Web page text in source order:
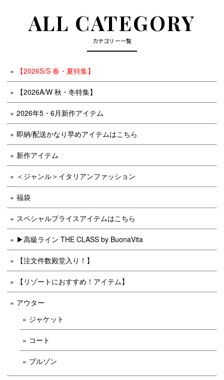
ALL CATEGORY
カテゴリー一覧
【2026S/S 春・夏特集】
【2026A/W 秋・冬特集】
2026年5・6月新作アイテム
即納/配送かなり早めアイテムはこちら
新作アイテム
＜ジャンル＞イタリアンファッション
福袋
スペシャルプライスアイテムはこちら
▶︎高級ライン THE CLASS by BuonaVita
【注文件数殿堂入り！】
【リゾートにおすすめ！アイテム】
アウター
ジャケット
コート
ブルゾン